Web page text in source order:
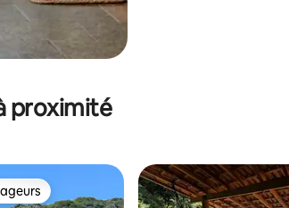
proximité
les plus appréciés